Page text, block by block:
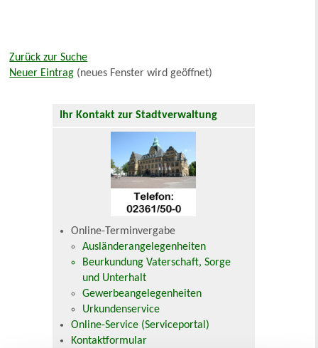
Zurück zur Suche
Neuer Eintrag (neues Fenster wird geöffnet)
Ihr Kontakt zur Stadtverwaltung
Online-Terminvergabe
Ausländerangelegenheiten
Beurkundung Vaterschaft, Sorge
und Unterhalt
Gewerbeangelegenheiten
Urkundenservice
Online-Service (Serviceportal)
Kontaktformular